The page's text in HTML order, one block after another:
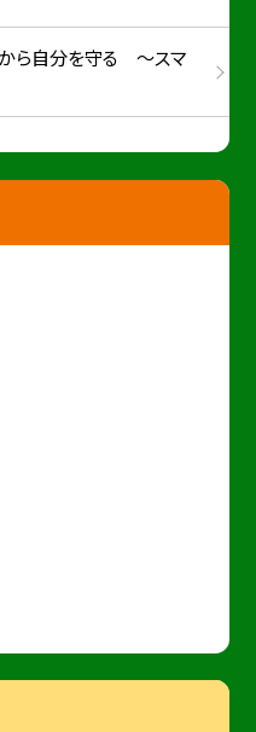
ら自分を守る ～スマ